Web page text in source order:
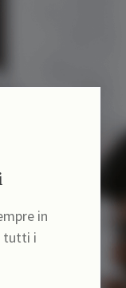
in
tutti i